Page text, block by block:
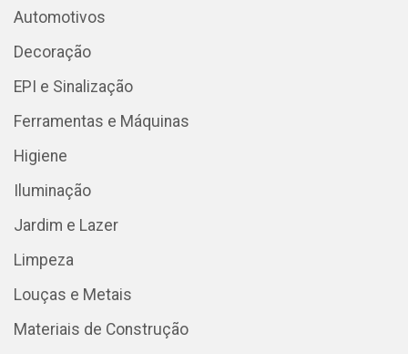
Automotivos
Decoração
EPI e Sinalização
Ferramentas e Máquinas
Higiene
Iluminação
Jardim e Lazer
Limpeza
Louças e Metais
Materiais de Construção